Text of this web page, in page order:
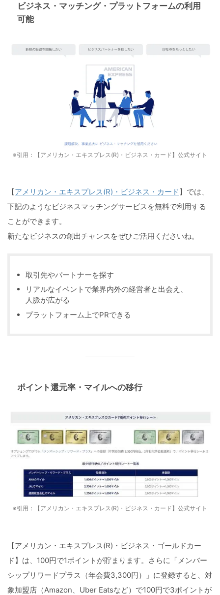
ビジネス・マッチング・プラットフォームの利用
可能
※引用：【アメリカン・エキスプレス(R)・ビジネス・カード】公式サイト
【アメリカン・エキスプレス(R)・ビジネス・カード 】では、
下記のようなビジネスマッチングサービスを無料で利用する
ことができます。
新たなビジネスの創出チャンスをぜひご活用くださいね。
取引先やパートナーを探す
リアルなイベントで業界内外の経営者と出会え、
人脈が広がる
プラットフォーム上でPRできる
ポイント還元率・マイルへの移行
※引用：【アメリカン・エキスプレス(R)・ビジネス・カード】公式サイト
【アメリカン・エキスプレス(R)・ビジネス・ゴールドカー
ド】は、100円で1ポイントが貯まります。さらに「メンバー
シップリワードプラス（年会費3,300円）」に登録すると、対
象加盟店（Amazon、Uber Eatsなど）で100円で3ポイントが